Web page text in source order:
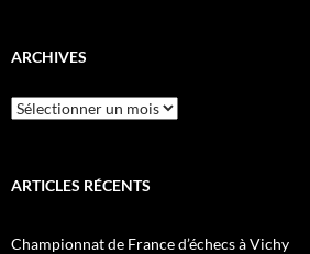
ARCHIVES
Archives
ARTICLES RÉCENTS
Championnat de France d’échecs à Vichy